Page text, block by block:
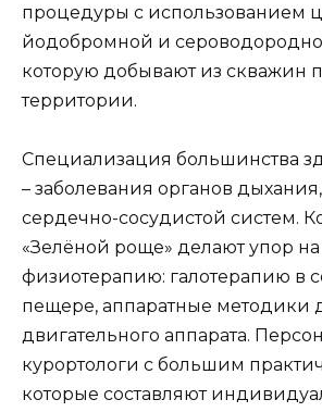
процедуры с использованием
йодобромной и
которую добывают из скважин
территории.
Специализация большинства
– заболевания органов
сердечно-сосудистой систем.
«Зелёной роще» делают упор
физиотерапию: галотерапию в
пещере, аппаратные методики
двигательного аппарата.
курортологи с большим
которые составляют